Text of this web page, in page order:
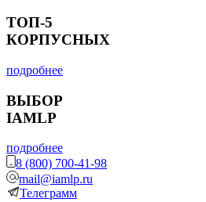
ТОП-5
КОРПУСНЫХ
подробнее
ВЫБОР
IAMLP
подробнее
8 (800) 700-41-98
mail@iamlp.ru
Телеграмм